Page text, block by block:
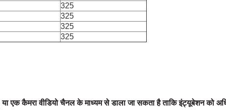
325
325
325
325
या एक कैमरावीडियो चैनल के माध्यम से डाला जा सकता है ताकि इंट्यूबेशन को